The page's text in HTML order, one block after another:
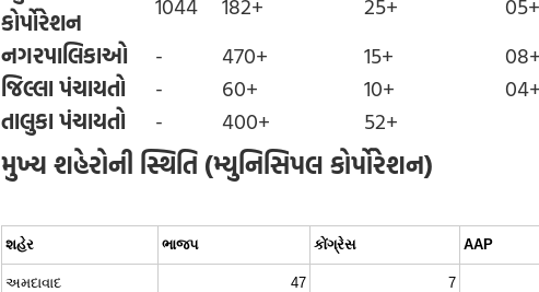
કોર્પોરેશન
નગરપાલિકાઓ
- 470+ 15+ 08+
જિલ્લા પંચાયતો
- 60+ 10+ 04+
તાલુકા પંચાયતો
- 400+ 52+
મુખ્ય શહેરોની સ્થિતિ (મ્યુનિસિપલ કોર્પોરેશન)
શહેર ભાજપ કોંગ્રેસ AAP
અમદાવાદ 47 7